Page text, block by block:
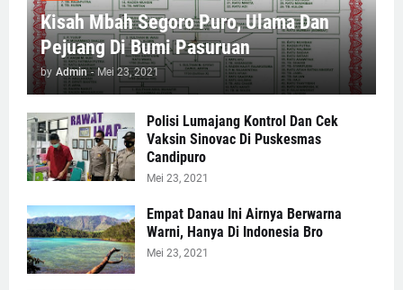
Kisah Mbah Segoro Puro, Ulama Dan
Pejuang Di Bumi Pasuruan
by Admin - Mei 23, 2021
Polisi Lumajang Kontrol Dan Cek
Vaksin Sinovac Di Puskesmas
Candipuro
Mei 23, 2021
Empat Danau Ini Airnya Berwarna
Warni, Hanya Di Indonesia Bro
Mei 23, 2021